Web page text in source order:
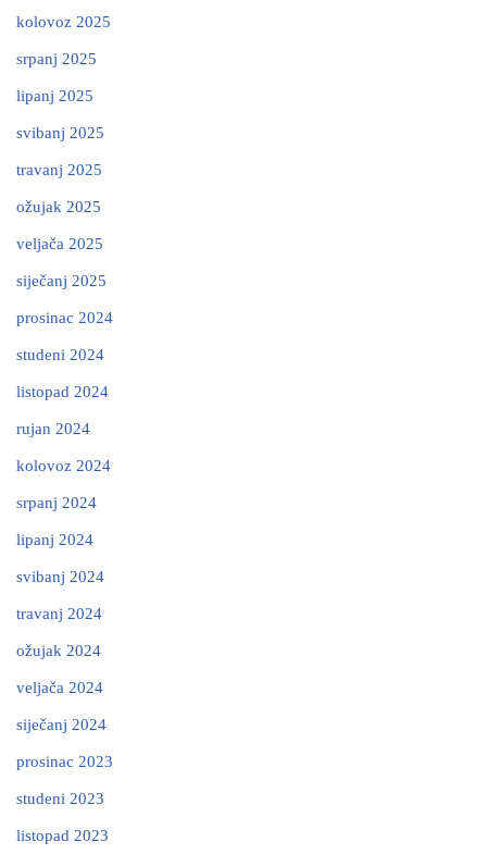
kolovoz 2025
srpanj 2025
lipanj 2025
svibanj 2025
travanj 2025
ožujak 2025
veljača 2025
siječanj 2025
prosinac 2024
studeni 2024
listopad 2024
rujan 2024
kolovoz 2024
srpanj 2024
lipanj 2024
svibanj 2024
travanj 2024
ožujak 2024
veljača 2024
siječanj 2024
prosinac 2023
studeni 2023
listopad 2023